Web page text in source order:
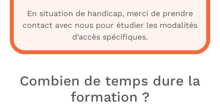
En situation de handicap, merci de prendre
contact avec nous pour étudier les modalités
d’accès spécifiques.
Combien de temps dure la
formation ?